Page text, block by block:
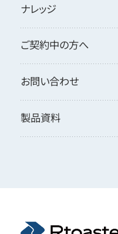
ナレッジ
ご契約中の方へ
お問い合わせ
製品資料